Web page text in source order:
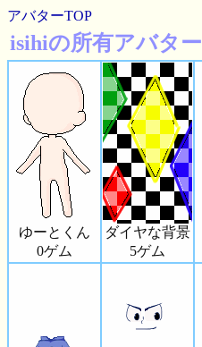
アバターTOP
isihiの所有アバター
ゆーとくん
0ゲム
ダイヤな背景
5ゲム